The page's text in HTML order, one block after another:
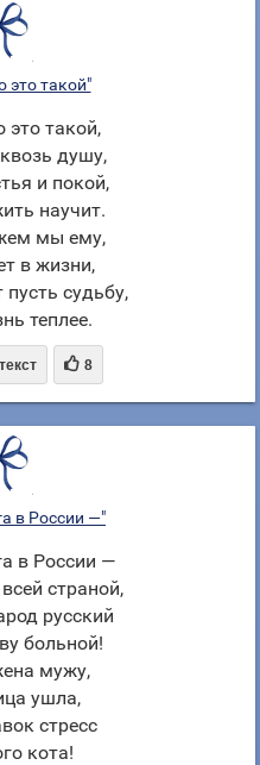
это такой"
это такой,
душу,
и покой,
научит.
мы ему,
в жизни,
судьбу,
теплее.
 8
в России —"
в России —
страной,
русский
больной!
мужу,
ушла,
стресс
кота!